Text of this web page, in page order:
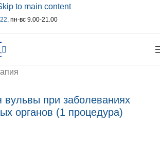
to main content
, пн-вс 9.00-21.00
вульвы при заболеваниях
органов (1 процедура)